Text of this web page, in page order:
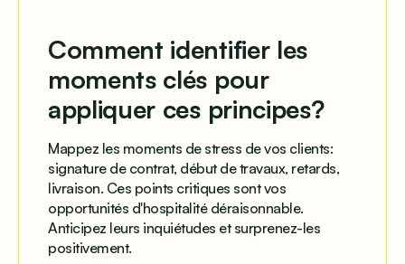
Comment identifier les
moments clés pour
appliquer ces principes?
Mappez les moments de stress de vos clients:
signature de contrat, début de travaux, retards,
livraison. Ces points critiques sont vos
opportunités d'hospitalité déraisonnable.
Anticipez leurs inquiétudes et surprenez-les
positivement.